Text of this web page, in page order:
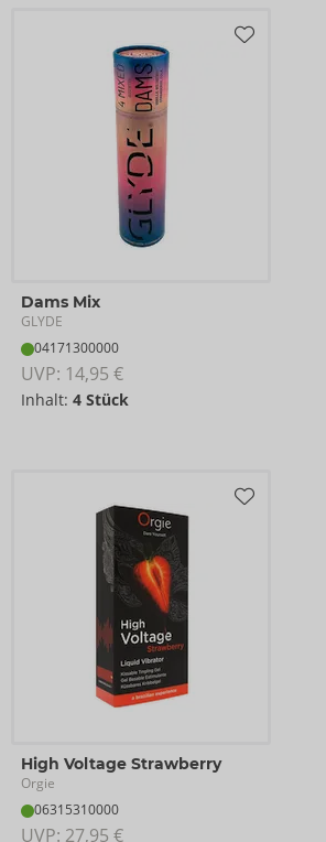
Dams Mix
GLYDE
04171300000
UVP: 14,95 €
Inhalt:4 Stück
High Voltage Strawberry
Orgie
06315310000
UVP: 27,95 €